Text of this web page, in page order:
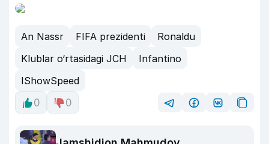
An Nassr FIFA prezidenti
Ronaldu
Klublar o‘rtasidagi JCH
Infantino
IShowSpeed
0
0